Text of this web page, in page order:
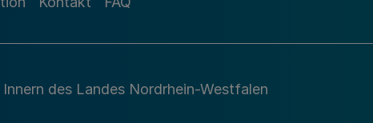
des Landes Nordrhein-Westfalen